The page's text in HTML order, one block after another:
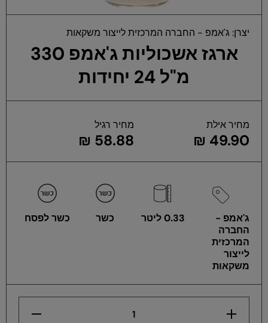
יצרן:ג'אמפ - החברה המרכזית לייצור משקאות
ארגז אשכוליות ג'אמפ 330
מ"ל 24 יחידות
מחיר אילת
49.90 ₪
מחיר רגיל
58.88 ₪
ג'אמפ -
החברה
המרכזית
לייצור
משקאות
0.33 ליטר כשר כשר לפסח
הפחתת
הגדלת
כמות